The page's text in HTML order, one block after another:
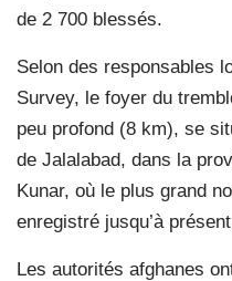
de 2 700 blessés.
Selon des responsables
Survey, le foyer du
peu profond (8 km), se
de Jalalabad, dans la
Kunar, où le plus grand
enregistré jusqu’à
Les autorités afghanes